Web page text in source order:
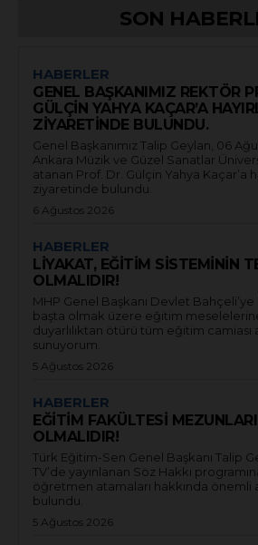
SON
HABERLER
GENEL BAŞKANIMIZ REKTÖR
GÜLÇİN YAHYA KAÇAR’A
ZİYARETİNDE BULUNDU.
Genel Başkanımız Talip Geylan, 06
Ankara Müzik ve Güzel Sanatlar
atanan Prof. Dr. Gülçin Yahya Kaçar’a
ziyaretinde bulundu.
6 Ağustos 2026
HABERLER
LİYAKAT, EĞİTİM SİSTEMİNİN
OLMALIDIR!
MHP Genel Başkanı Devlet
başta olmak üzere eğitim
duyarlılıktan ötürü tüm eğitim camiası
sunuyorum.
5 Ağustos 2026
HABERLER
EĞİTİM FAKÜLTESİ
OLMALIDIR!
Türk Eğitim-Sen Genel Başkanı Talip
TV’de yayınlanan Söz Hakkı
öğretmen atamaları hakkında önemli
bulundu.
5 Ağustos 2026